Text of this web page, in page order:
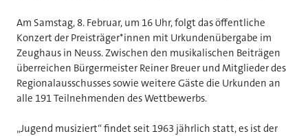
Am Samstag, 8. Februar, um 16 Uhr, folgt das öffentliche
Konzert der Preisträger*innen mit Urkundenübergabe im
Zeughaus in Neuss. Zwischen den musikalischen Beiträgen
überreichen Bürgermeister Reiner Breuer und Mitglieder des
Regionalausschusses sowie weitere Gäste die Urkunden an
alle 191 Teilnehmenden des Wettbewerbs.
„Jugend musiziert“ findet seit 1963 jährlich statt, es ist der